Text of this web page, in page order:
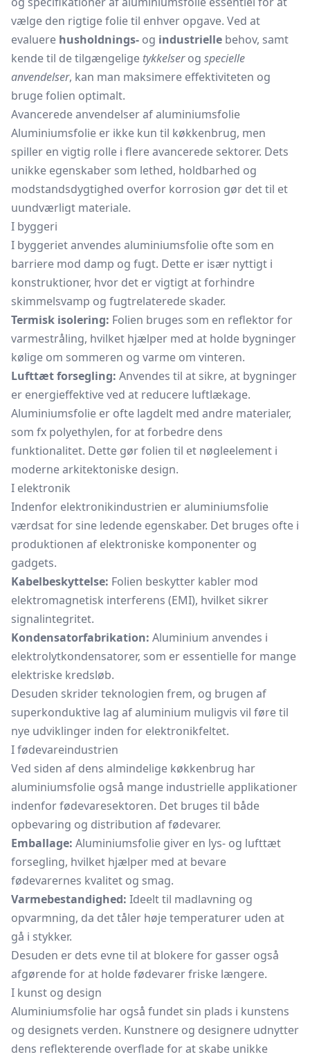
vælge den rigtige folie til enhver opgave. Ved at
evaluere husholdnings- og industrielle behov, samt
kende til de tilgængelige tykkelserog specielle
anvendelser, kan man maksimere effektiviteten og
bruge folien optimalt.
Avancerede anvendelser af aluminiumsfolie
Aluminiumsfolie er ikke kun til køkkenbrug, men
spiller en vigtig rolle i flere avancerede sektorer. Dets
unikke egenskaber som lethed, holdbarhed og
modstandsdygtighed overfor korrosion gør det til et
uundværligt materiale.
I byggeri
I byggeriet anvendes aluminiumsfolie ofte som en
barriere mod damp og fugt. Dette er især nyttigt i
konstruktioner, hvor det er vigtigt at forhindre
skimmelsvamp og fugtrelaterede skader.
Termisk isolering: Folien bruges som en reflektor for
varmestråling, hvilket hjælper med at holde bygninger
kølige om sommeren og varme om vinteren.
Lufttæt forsegling: Anvendes til at sikre, at bygninger
er energieffektive ved at reducere luftlækage.
Aluminiumsfolie er ofte lagdelt med andre materialer,
som fx polyethylen, for at forbedre dens
funktionalitet. Dette gør folien til et nøgleelement i
moderne arkitektoniske design.
I elektronik
Indenfor elektronikindustrien er aluminiumsfolie
værdsat for sine ledende egenskaber. Det bruges ofte i
produktionen af elektroniske komponenter og
gadgets.
Kabelbeskyttelse: Folien beskytter kabler mod
elektromagnetisk interferens (EMI), hvilket sikrer
signalintegritet.
Kondensatorfabrikation: Aluminium anvendes i
elektrolytkondensatorer, som er essentielle for mange
elektriske kredsløb.
Desuden skrider teknologien frem, og brugen af
superkonduktive lag af aluminium muligvis vil føre til
nye udviklinger inden for elektronikfeltet.
I fødevareindustrien
Ved siden af dens almindelige køkkenbrug har
aluminiumsfolie også mange industrielle applikationer
indenfor fødevaresektoren. Det bruges til både
opbevaring og distribution af fødevarer.
Emballage: Aluminiumsfolie giver en lys- og lufttæt
forsegling, hvilket hjælper med at bevare
fødevarernes kvalitet og smag.
Varmebestandighed: Ideelt til madlavning og
opvarmning, da det tåler høje temperaturer uden at
gå i stykker.
Desuden er dets evne til at blokere for gasser også
afgørende for at holde fødevarer friske længere.
I kunst og design
Aluminiumsfolie har også fundet sin plads i kunstens
og designets verden. Kunstnere og designere udnytter
dens reflekterende overflade for at skabe unikke